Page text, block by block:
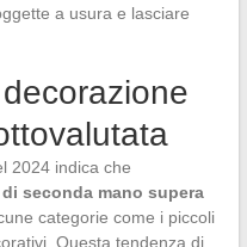
a usura e lasciare
2024 indica che
seconda mano supera
categorie come i piccoli
Questa tendenza di